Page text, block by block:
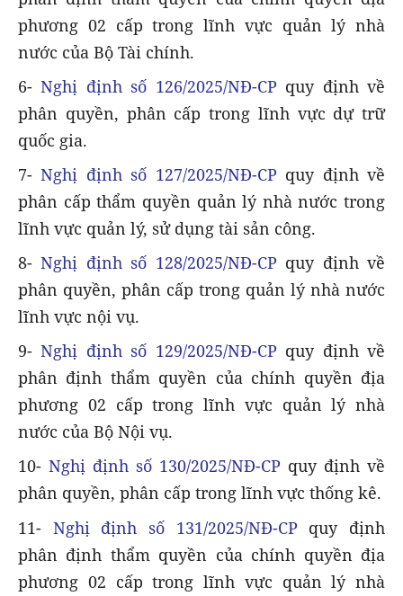
phương 02 cấp trong lĩnh vực quản lý nhà
nước của Bộ Tài chính.
6-Nghị định số 126/2025/NĐ-CPquy định về
phân quyền, phân cấp trong lĩnh vực dự trữ
quốc gia.
7-Nghị định số 127/2025/NĐ-CPquy định về
phân cấp thẩm quyền quản lý nhà nước trong
lĩnh vực quản lý, sử dụng tài sản công.
8-Nghị định số 128/2025/NĐ-CPquy định về
phân quyền, phân cấp trong quản lý nhà nước
lĩnh vực nội vụ.
9-Nghị định số 129/2025/NĐ-CPquy định về
phân định thẩm quyền của chính quyền địa
phương 02 cấp trong lĩnh vực quản lý nhà
nước của Bộ Nội vụ.
10- Nghị định số 130/2025/NĐ-CP quy định về
phân quyền, phân cấp trong lĩnh vực thống kê.
11- Nghị định số 131/2025/NĐ-CPquy định
phân định thẩm quyền của chính quyền địa
phương 02 cấp trong lĩnh vực quản lý nhà